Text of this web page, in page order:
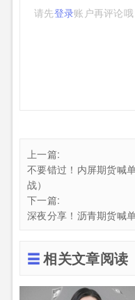
请先登录账户再评论哦
上一篇:
不要错过！内屏期货喊
战）
下一篇:
深夜分享！沥青期货喊
相关文章阅读